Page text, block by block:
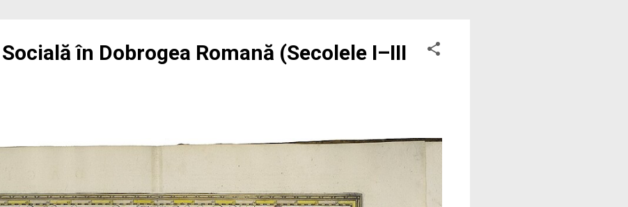
în Dobrogea Romană (Secolele I–III